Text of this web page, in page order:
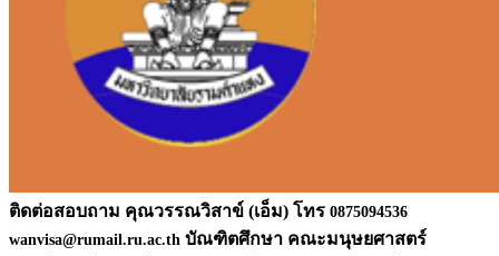
ติดต่อสอบถาม คุณวรรณวิสาข์ (เอ็ม) โทร 0875094536
wanvisa@rumail.ru.ac.th บัณฑิตศึกษา คณะมนุษยศาสตร์